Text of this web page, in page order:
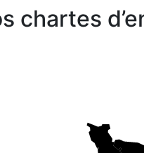
chartes